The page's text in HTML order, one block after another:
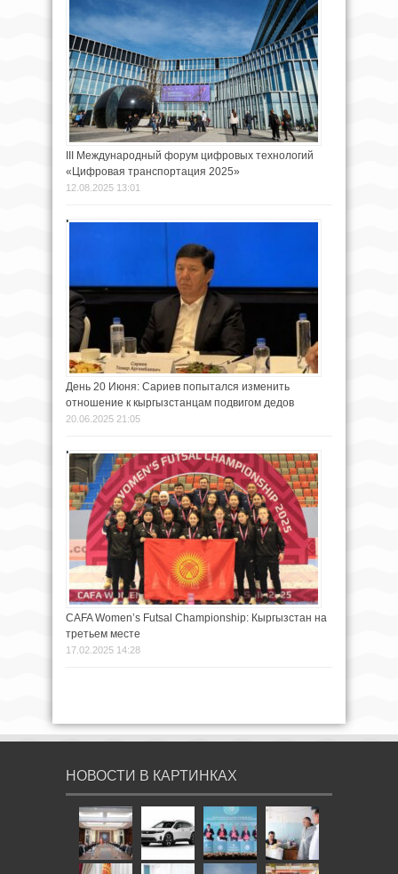
III Международный форум цифровых технологий
«Цифровая транспортация 2025»
12.08.2025 13:01
День 20 Июня: Сариев попытался изменить
отношение к кыргызстанцам подвигом дедов
20.06.2025 21:05
CAFA Women’s Futsal Championship: Кыргызстан на
третьем месте
17.02.2025 14:28
НОВОСТИ В КАРТИНКАХ